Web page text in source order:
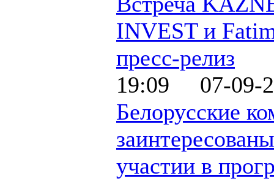
INVEST и
пресс-релиз
19:09 07-09-
Белорусские
участии в